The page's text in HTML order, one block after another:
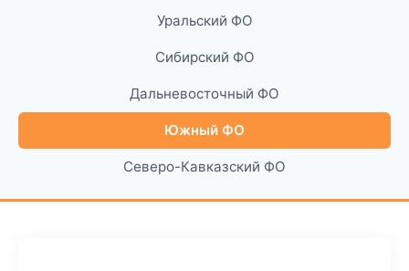
Уральский ФО
Сибирский ФО
Дальневосточный ФО
Южный ФО
Северо-Кавказский ФО